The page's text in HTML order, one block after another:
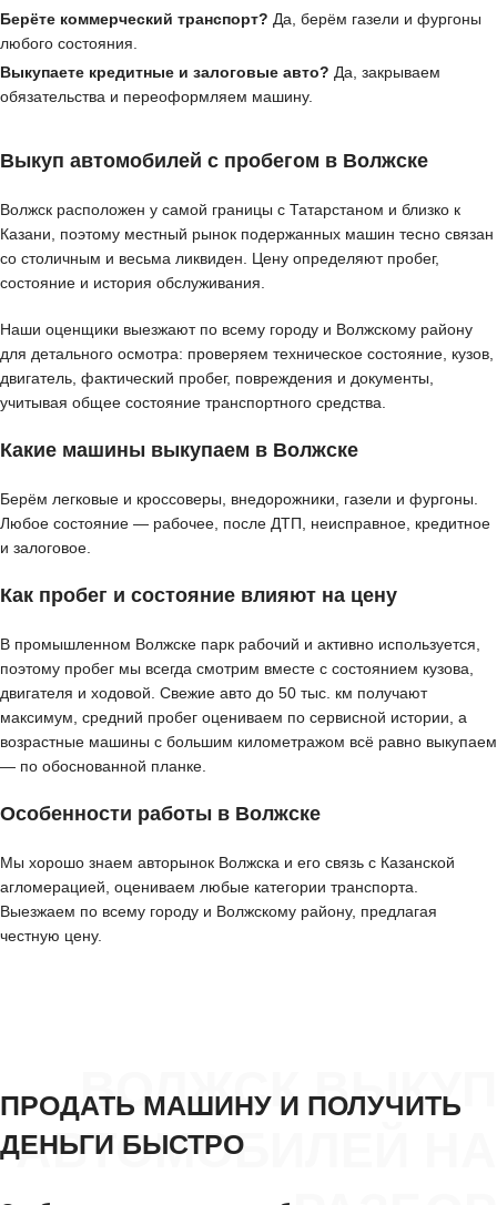
Берёте коммерческий транспорт? Да, берём газели и фургоны
любого состояния.
Выкупаете кредитные и залоговые авто? Да, закрываем
обязательства и переоформляем машину.
Выкуп автомобилей с пробегом в Волжске
Волжск расположен у самой границы с Татарстаном и близко к
Казани, поэтому местный рынок подержанных машин тесно связан
со столичным и весьма ликвиден. Цену определяют пробег,
состояние и история обслуживания.
Наши оценщики выезжают по всему городу и Волжскому району
для детального осмотра: проверяем техническое состояние, кузов,
двигатель, фактический пробег, повреждения и документы,
учитывая общее состояние транспортного средства.
Какие машины выкупаем в Волжске
Берём легковые и кроссоверы, внедорожники, газели и фургоны.
Любое состояние — рабочее, после ДТП, неисправное, кредитное
и залоговое.
Как пробег и состояние влияют на цену
В промышленном Волжске парк рабочий и активно используется,
поэтому пробег мы всегда смотрим вместе с состоянием кузова,
двигателя и ходовой. Свежие авто до 50 тыс. км получают
максимум, средний пробег оцениваем по сервисной истории, а
возрастные машины с большим километражом всё равно выкупаем
— по обоснованной планке.
Особенности работы в Волжске
Мы хорошо знаем авторынок Волжска и его связь с Казанской
агломерацией, оцениваем любые категории транспорта.
Выезжаем по всему городу и Волжскому району, предлагая
честную цену.
ВОЛЖСК ВЫКУП
АВТОМОБИЛЕЙ НА
ПРОДАТЬ МАШИНУ И ПОЛУЧИТЬ
ДЕНЬГИ БЫСТРО